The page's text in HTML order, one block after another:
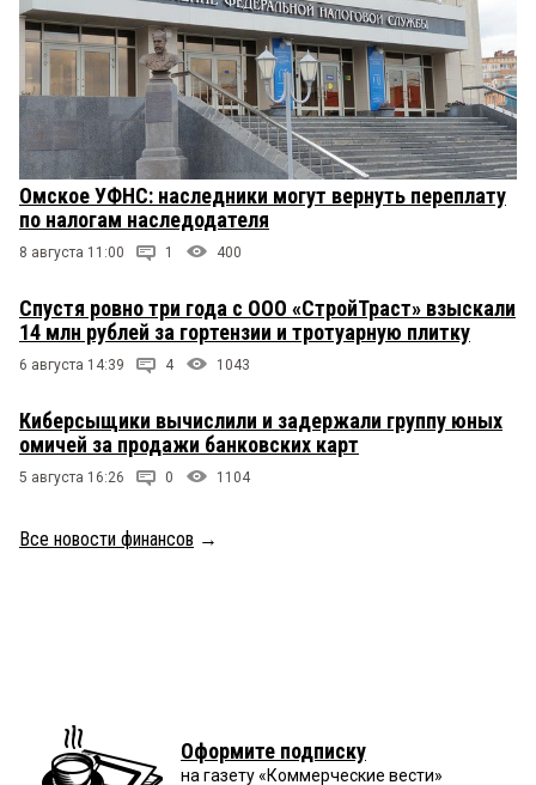
Омское УФНС: наследники могут вернуть переплату
по налогам наследодателя
8 августа 11:00 1 400
Спустя ровно три года с ООО «СтройТраст» взыскали
14 млн рублей за гортензии и тротуарную плитку
6 августа 14:39 4 1043
Киберсыщики вычислили и задержали группу юных
омичей за продажи банковских карт
5 августа 16:26 0 1104
Все новости финансов →
Оформите подписку
на газету «Коммерческие вести»